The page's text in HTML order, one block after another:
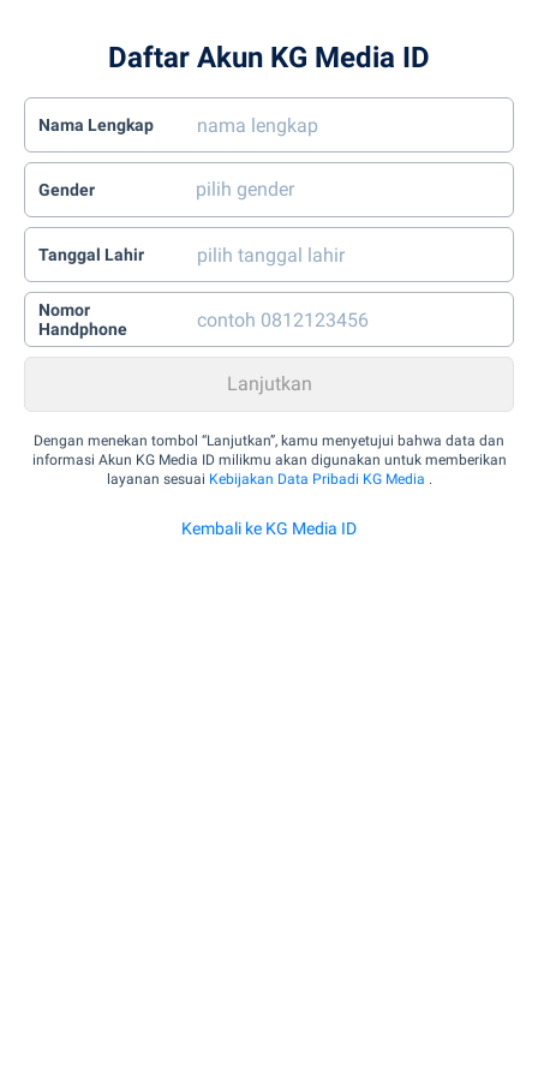
Daftar Akun KG Media ID
Nama Lengkap
Gender
Tanggal Lahir
Nomor
Handphone
Dengan menekan tombol “Lanjutkan”, kamu menyetujui bahwa data dan
informasi Akun KG Media ID milikmu akan digunakan untuk memberikan
layanan sesuai Kebijakan Data Pribadi KG Media .
Kembali ke KG Media ID